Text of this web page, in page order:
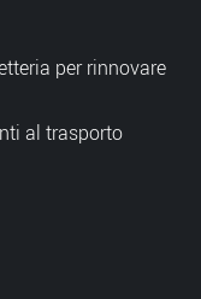
per rinnovare
al trasporto